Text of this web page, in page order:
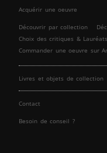
Acquérir une oeuvre
Découvrir par collection
Choix des critiques & Lauréats
Commander une oeuvre sur
Livres et objets de collection
Contact
Besoin de conseil ?